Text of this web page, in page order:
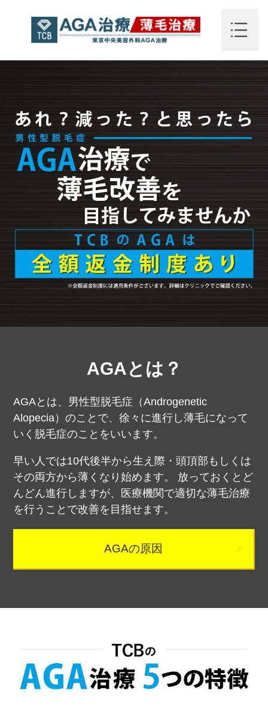
AGAとは？
AGAとは、男性型脱毛症（Androgenetic
Alopecia）のことで、徐々に進行し薄毛になって
いく脱毛症のことをいいます。
早い人では10代後半から生え際・頭頂部もしくは
その両方から薄くなり始めます。
放っておくとど
んどん進行しますが、医療機関で適切な薄毛治療
を行うことで改善を目指せます。
AGAの原因